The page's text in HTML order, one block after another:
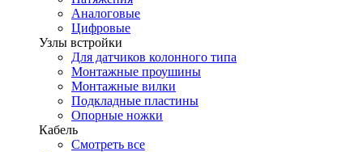
Аналоговые
Цифровые
Узлы встройки
Для датчиков колонного типа
Монтажные проушины
Монтажные вилки
Подкладные пластины
Опорные ножки
Кабель
Смотреть все